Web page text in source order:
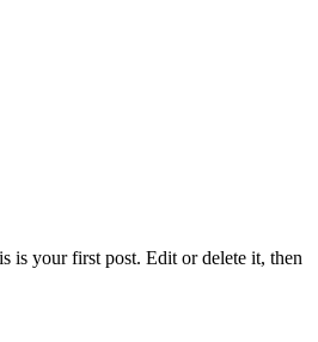
is your first post. Edit or delete it, then